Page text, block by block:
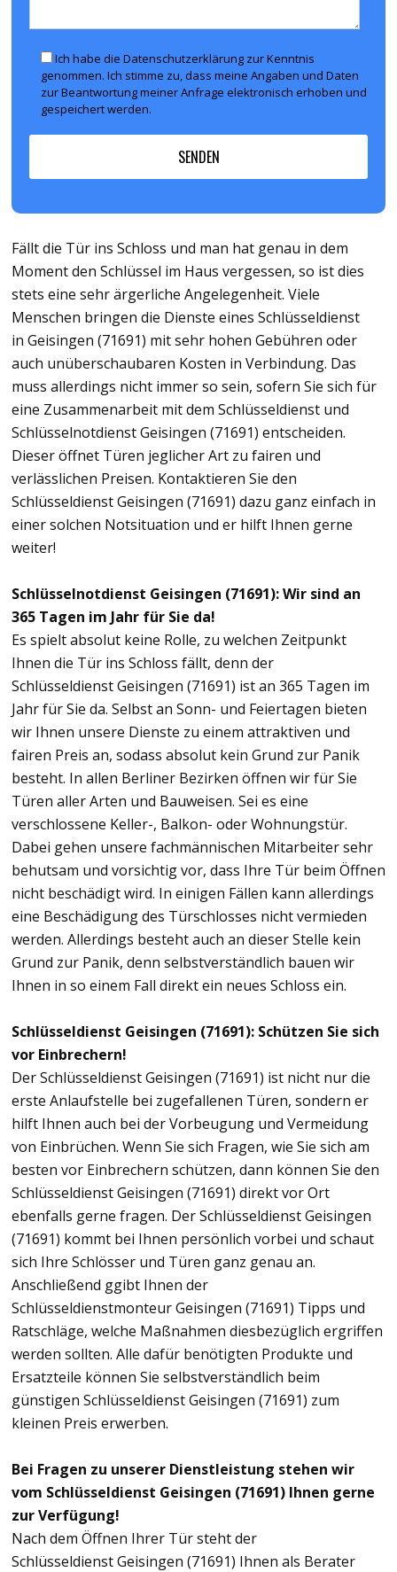
Ich habe die Datenschutzerklärung zur Kenntnis
genommen. Ich stimme zu, dass meine Angaben und Daten
zur Beantwortung meiner Anfrage elektronisch erhoben und
gespeichert werden.
Fällt die Tür ins Schloss und man hat genau in dem
Moment den Schlüssel im Haus vergessen, so ist dies
stets eine sehr ärgerliche Angelegenheit. Viele
Menschen bringen die Dienste eines Schlüsseldienst
in Geisingen (71691) mit sehr hohen Gebühren oder
auch unüberschaubaren Kosten in Verbindung. Das
muss allerdings nicht immer so sein, sofern Sie sich für
eine Zusammenarbeit mit dem Schlüsseldienst und
Schlüsselnotdienst Geisingen (71691) entscheiden.
Dieser öffnet Türen jeglicher Art zu fairen und
verlässlichen Preisen. Kontaktieren Sie den
Schlüsseldienst Geisingen (71691) dazu ganz einfach in
einer solchen Notsituation und er hilft Ihnen gerne
weiter!
Schlüsselnotdienst Geisingen (71691): Wir sind an
365 Tagen im Jahr für Sie da!
Es spielt absolut keine Rolle, zu welchen Zeitpunkt
Ihnen die Tür ins Schloss fällt, denn der
Schlüsseldienst Geisingen (71691) ist an 365 Tagen im
Jahr für Sie da. Selbst an Sonn- und Feiertagen bieten
wir Ihnen unsere Dienste zu einem attraktiven und
fairen Preis an, sodass absolut kein Grund zur Panik
besteht. In allen Berliner Bezirken öffnen wir für Sie
Türen aller Arten und Bauweisen. Sei es eine
verschlossene Keller-, Balkon- oder Wohnungstür.
Dabei gehen unsere fachmännischen Mitarbeiter sehr
behutsam und vorsichtig vor, dass Ihre Tür beim Öffnen
nicht beschädigt wird. In einigen Fällen kann allerdings
eine Beschädigung des Türschlosses nicht vermieden
werden. Allerdings besteht auch an dieser Stelle kein
Grund zur Panik, denn selbstverständlich bauen wir
Ihnen in so einem Fall direkt ein neues Schloss ein.
Schlüsseldienst Geisingen (71691): Schützen Sie sich
vor Einbrechern!
Der Schlüsseldienst Geisingen (71691) ist nicht nur die
erste Anlaufstelle bei zugefallenen Türen, sondern er
hilft Ihnen auch bei der Vorbeugung und Vermeidung
von Einbrüchen. Wenn Sie sich Fragen, wie Sie sich am
besten vor Einbrechern schützen, dann können Sie den
Schlüsseldienst Geisingen (71691) direkt vor Ort
ebenfalls gerne fragen. Der Schlüsseldienst Geisingen
(71691) kommt bei Ihnen persönlich vorbei und schaut
sich Ihre Schlösser und Türen ganz genau an.
Anschließend ggibt Ihnen der
Schlüsseldienstmonteur Geisingen (71691) Tipps und
Ratschläge, welche Maßnahmen diesbezüglich ergriffen
werden sollten. Alle dafür benötigten Produkte und
Ersatzteile können Sie selbstverständlich beim
günstigen Schlüsseldienst Geisingen (71691) zum
kleinen Preis erwerben.
Bei Fragen zu unserer Dienstleistung stehen wir
vom Schlüsseldienst Geisingen (71691) Ihnen gerne
zur Verfügung!
Nach dem Öffnen Ihrer Tür steht der
Schlüsseldienst Geisingen (71691) Ihnen als Berater